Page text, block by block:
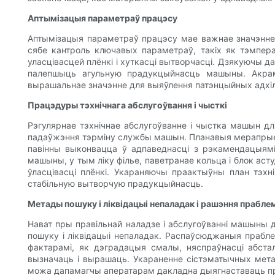
Аптымізацыя параметраў працэсу
Аптымізацыя параметраў працэсу мае важнае
сябе кантроль ключавых параметраў, такіх як
уласцівасцей плёнкі і хуткасці вытворчасці.
палепшыць агульную прадукцыйнасць машыны.
вырашальнае значэнне для выяўлення патэнцыйных
Працэдуры тэхнічнага абслугоўвання і чысткі
Рэгулярнае тэхнічнае абслугоўванне і чыстка машын
падаўжэння тэрміну службы машын. Планавыя
павінны выконвацца ў адпаведнасці з
машыны, у тым ліку філье, паветранае кольца і блок
ўласцівасці плёнкі. Укараняючы праактыўны план
стабільную вытворчую прадукцыйнасць.
Метады пошуку і ліквідацыі непаладак і рашэння
Нават пры правільнай наладзе і абслугоўванні
пошуку і ліквідацыі непаладак. Распаўсюджаныя
фактарамі, як дэградацыя смалы, няспраўнасці
вызначаць і вырашаць. Укараненне сістэматычных
можа дапамагчы аператарам дакладна дыягнаставаць